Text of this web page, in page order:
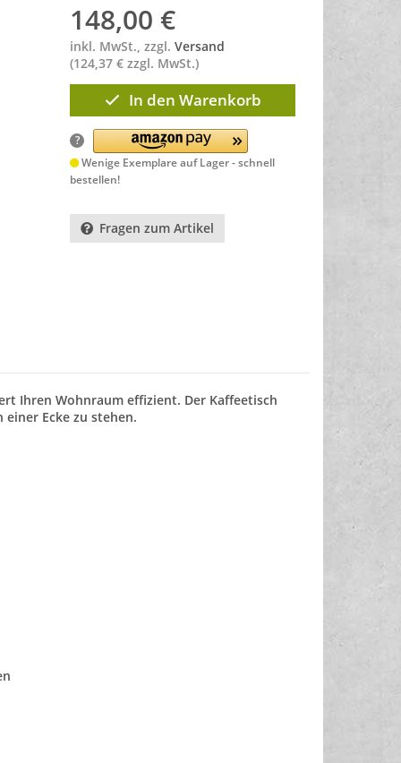
148,00 €
inkl. MwSt., zzgl.Versand
(124,37 € zzgl. MwSt.)
In den Warenkorb
?
Wenige Exemplare auf Lager - schnell
bestellen!
Fragen zum Artikel
Ihren Wohnraum effizient. Der Kaffeetisch
Ecke zu stehen.